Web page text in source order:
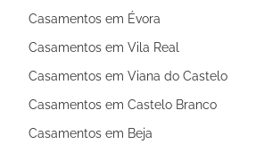
Casamentos em Évora
Casamentos em Vila Real
Casamentos em Viana do Castelo
Casamentos em Castelo Branco
Casamentos em Beja